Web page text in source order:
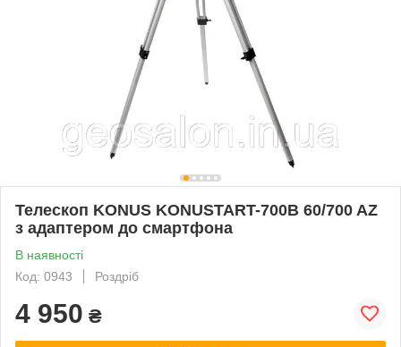
Телескоп KONUS KONUSTART-700B 60/700 AZ
з адаптером до смартфона
В наявності
Код: 0943
Роздріб
4 950 ₴